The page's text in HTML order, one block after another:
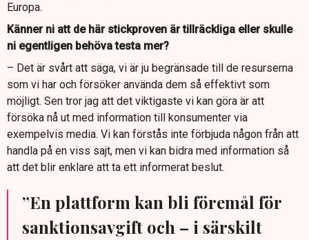
Europa.
Känner ni att de här stickproven är tillräckliga eller skulle
ni egentligen behöva testa mer?
– Det är svårt att säga, vi är ju begränsade till de resurserna
som vi har och försöker använda dem så effektivt som
möjligt. Sen tror jag att det viktigaste vi kan göra är att
försöka nå ut med information till konsumenter via
exempelvis media. Vi kan förstås inte förbjuda någon från att
handla på en viss sajt, men vi kan bidra med information så
att det blir enklare att ta ett informerat beslut.
”En plattform kan bli föremål för
sanktionsavgift och – i särskilt